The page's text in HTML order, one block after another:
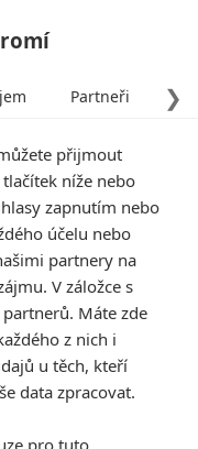
Letos
na
15:58
❯
Partneři
přijmout
níže nebo
zapnutím nebo
účelu nebo
partnery na
V záložce s
Máte zde
z nich i
u těch, kteří
data zpracovat.
pro tuto